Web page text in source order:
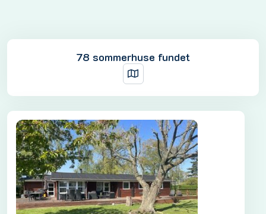
78 sommerhuse fundet